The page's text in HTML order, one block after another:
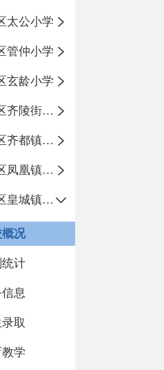
太公小学
管仲小学
玄龄小学
临淄区齐陵街道中心学校
临淄区齐都镇中心学校
临淄区凤凰镇中心学校
临淄区皇城镇中心学校
况
计
息
取
学